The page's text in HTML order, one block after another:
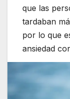
que las
tardaban
por lo que
ansiedad